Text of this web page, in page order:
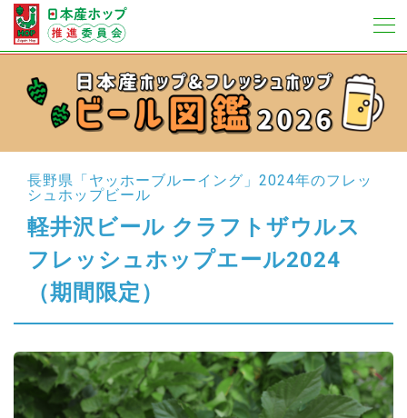
長野県「ヤッホーブルーイング」 2024年のフレッ
シュホップビール
軽井沢ビール クラフトザウルス
フレッシュホップエール2024
（期間限定）